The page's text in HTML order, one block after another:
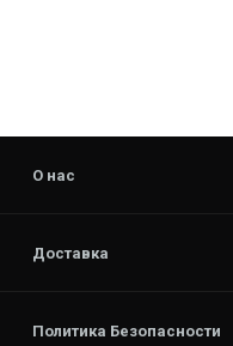
О нас
Доставка
Политика Безопасности